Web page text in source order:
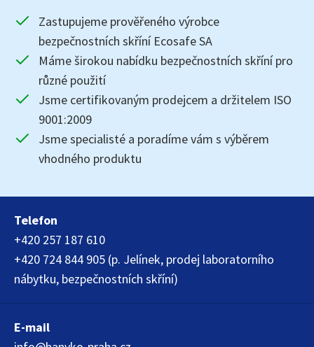
Zastupujeme prověřeného výrobce
bezpečnostních skříní Ecosafe SA
Máme širokou nabídku bezpečnostních skříní pro
různé použití
Jsme certifikovaným prodejcem a držitelem ISO
9001:2009
Jsme specialisté a poradíme vám s výběrem
vhodného produktu
Telefon
+420 257 187 610
+420 724 844 905 (p. Jelínek, prodej laboratorního
nábytku, bezpečnostních skříní)
E-mail